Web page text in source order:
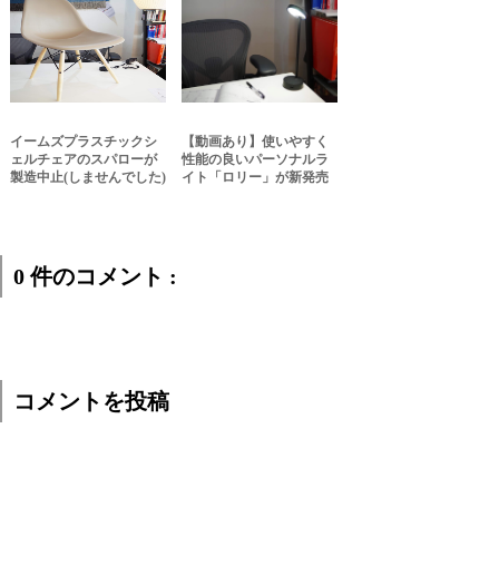
イームズプラスチックシ
ェルチェアのスパローが
製造中止(しませんでした)
【動画あり】使いやすく
性能の良いパーソナルラ
イト「ロリー」が新発売
0 件のコメント :
コメントを投稿